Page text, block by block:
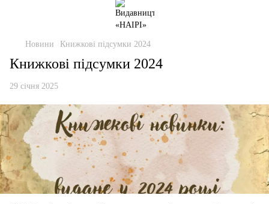
Новини Книжкові підсумки 2024
Книжкові підсумки 2024
29 січня 2025